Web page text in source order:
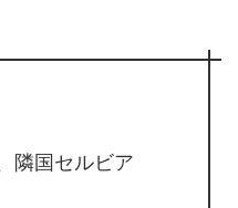
隣国セルビア